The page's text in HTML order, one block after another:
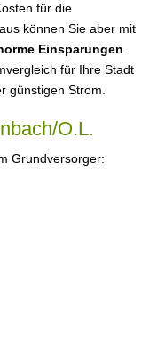
für die
können Sie aber mit
Einsparungen
für Ihre Stadt
günstigen Strom.
O.L.
Grundversorger: